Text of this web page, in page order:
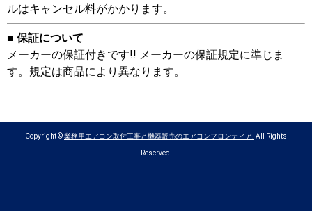
ルはキャンセル料がかかります。
■ 保証について
メーカーの保証付きです!! メーカーの保証規定に準じま
す。規定は商品により異なります。
Copyright ©業務用エアコン取付工事と機器販売のエアコンフロンティア. All Rights
Reserved.